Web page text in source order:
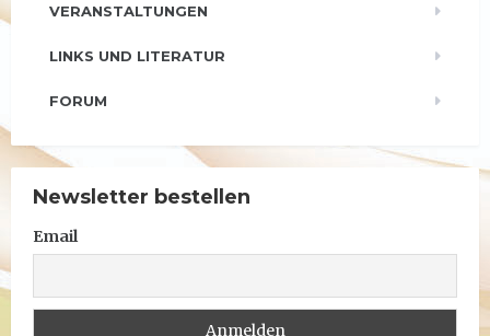
VERANSTALTUNGEN
LINKS UND LITERATUR
FORUM
Newsletter bestellen
Email